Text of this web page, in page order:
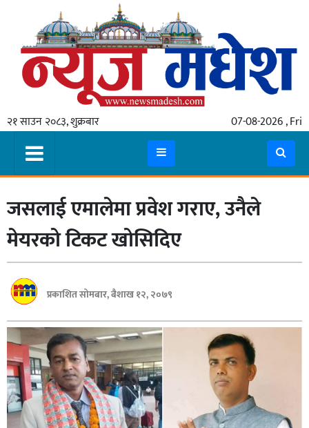
२१ साउन २०८३, शुक्रबार 07-08-2026 , Fri
गृहपृष्ठ
स्थानीय
प्रदेश
मधेश
प्रदेश
लुम्बिनी
गण्डकी
बागमती
कर्णाली
सुदूरपश्चिम
मधेश
विशेष
जसलाई एमालेमा प्रवेश गराए, उनैले
मेयरको टिकट खोसिदिए
प्रकाशित सोमबार, बैशाख १२, २०७९